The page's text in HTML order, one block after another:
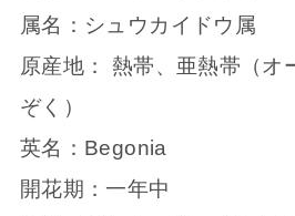
属名：シュウカイドウ属
原産地： 熱帯、亜熱帯（オ
ぞく）
英名：Begonia
開花期：一年中